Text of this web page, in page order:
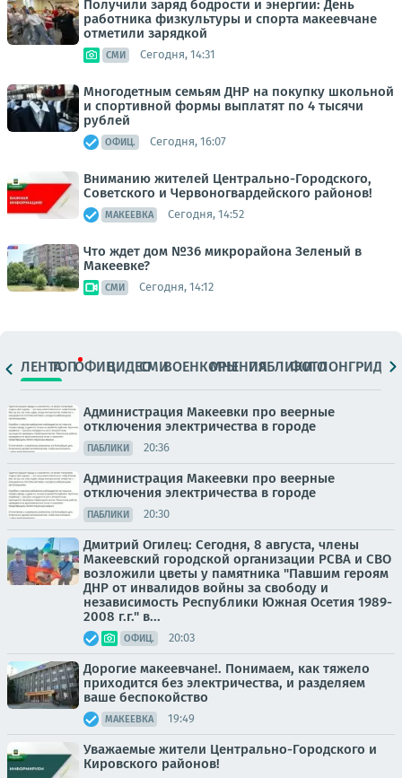
Получили заряд бодрости и энергии: День
работника физкультуры и спорта макеевчане
отметили зарядкой
СМИ Сегодня, 14:31
Многодетным семьям ДНР на покупку школьной
и спортивной формы выплатят по 4 тысячи
рублей
ОФИЦ. Сегодня, 16:07
Вниманию жителей Центрально-Городского,
Советского и Червоногвардейского районов!
МАКЕЕВКА Сегодня, 14:52
Что ждет дом №36 микрорайона Зеленый в
Макеевке?
СМИ Сегодня, 14:12
ЛЕНТАТОПОФИЦ.ВИДЕОСМИВОЕНКОРЫМНЕНИЯПАБЛИКИ
ФОТОЛОНГРИДЫ
Администрация Макеевки про веерные
отключения электричества в городе
ПАБЛИКИ 20:36
Администрация Макеевки про веерные
отключения электричества в городе
ПАБЛИКИ 20:30
Дмитрий Огилец: Сегодня, 8 августа, члены
Макеевский городской организации РСВА и СВО
возложили цветы у памятника "Павшим героям
ДНР от инвалидов войны за свободу и
независимость Республики Южная Осетия 1989-
2008 г.г." в...
ОФИЦ. 20:03
Дорогие макеевчане!. Понимаем, как тяжело
приходится без электричества, и разделяем
ваше беспокойство
МАКЕЕВКА 19:49
Уважаемые жители Центрально-Городского и
Кировского районов!